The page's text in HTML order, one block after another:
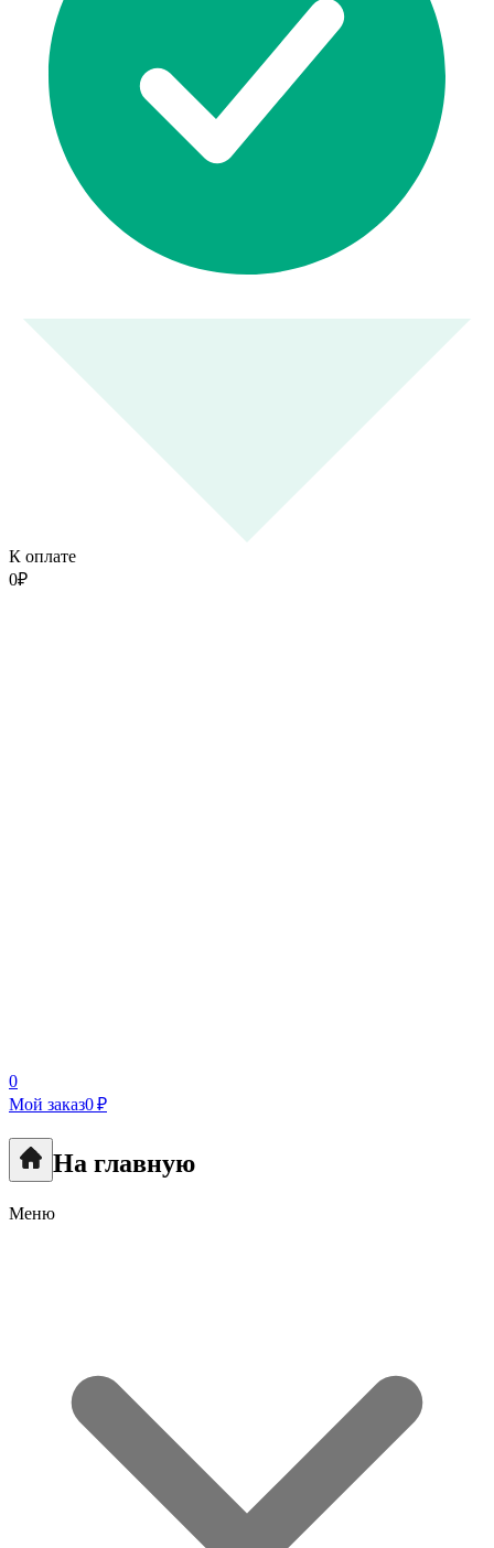
К оплате
0₽
0
Мой заказ0 ₽
На главную
Меню